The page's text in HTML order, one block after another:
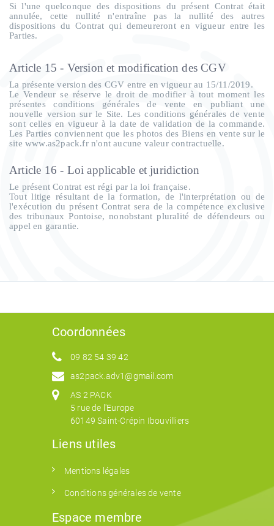
Si l'une quelconque des dispositions du présent Contrat était
annulée, cette nullité n'entraîne pas la nullité des autres
dispositions du Contrat qui demeureront en vigueur entre les
Parties.
Article 15 - Version et modification des CGV
La présente version des CGV entre en vigueur au 15/11/2019.
Le Vendeur se réserve le droit de modifier à tout moment les
présentes conditions générales de vente en publiant une
nouvelle version sur le Site. Les conditions générales de vente
sont celles en vigueur à la date de validation de la commande.
Les Parties conviennent que les photos des Biens en vente sur le
site www.as2pack.fr n'ont aucune valeur contractuelle.
Article 16 - Loi applicable et juridiction
Le présent Contrat est régi par la loi française.
Tout litige résultant de la formation, de l'interprétation ou de
l'exécution du présent Contrat sera de la compétence exclusive
des tribunaux Pontoise, nonobstant pluralité de défendeurs ou
appel en garantie.
Coordonnées
09 82 54 39 42
as2pack.adv1@gmail.com
AS 2 PACK
5 rue de l'Europe
60149 Saint-Crépin Ibouvilliers
Liens utiles
Mentions légales
Conditions générales de vente
Espace membre